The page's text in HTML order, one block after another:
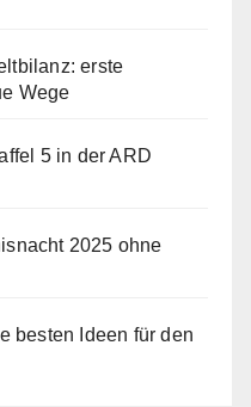
erste
Wege
5 in der ARD
2025 ohne
besten Ideen für den